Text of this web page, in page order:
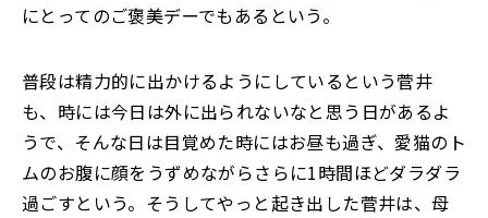
にとってのご褒美デーでもあるという。
普段は精力的に出かけるようにしているという菅井
も、時には今日は外に出られないなと思う日があるよ
うで、そんな日は目覚めた時にはお昼も過ぎ、愛猫のト
ムのお腹に顔をうずめながらさらに1時間ほどダラダラ
過ごすという。そうしてやっと起き出した菅井は、母